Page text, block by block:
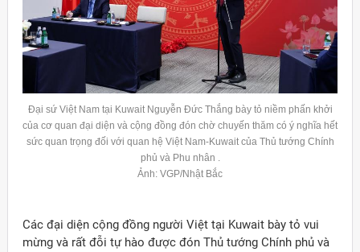
Đại sứ Việt Nam tại KuwaitNguyễn Đức Thắng bày tỏ niềm phấn khởi
của cơ quan đại diện và cộng đồng đón chờ chuyến thăm có ý nghĩa hết
sức quan trọng đối với quan hệ Việt Nam-Kuwaitcủa Thủ tướng Chính
phủ và Phu nhân .
Ảnh: VGP/Nhật Bắc
Các đại diện cộng đồng người Việt tại Kuwait bày tỏ vui
mừng và rất đỗi tự hào được đón Thủ tướng Chính phủ và